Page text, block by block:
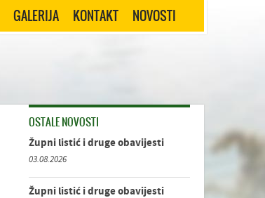
GALERIJA KONTAKT NOVOSTI
OSTALE NOVOSTI
Župni listić i druge obavijesti
03.08.2026
Župni listić i druge obavijesti